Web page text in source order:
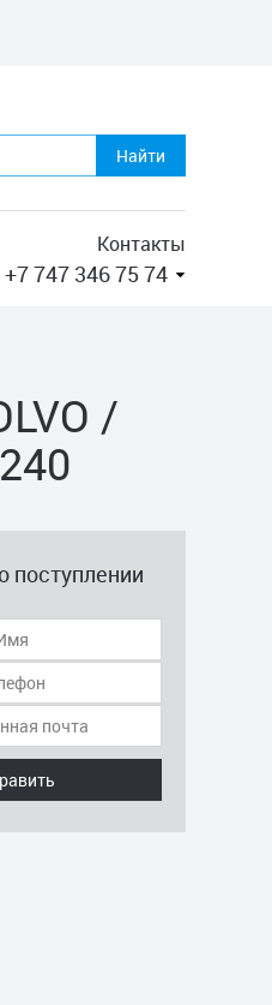
Найти
Контакты
+7 747 346 75 74
/
поступлении